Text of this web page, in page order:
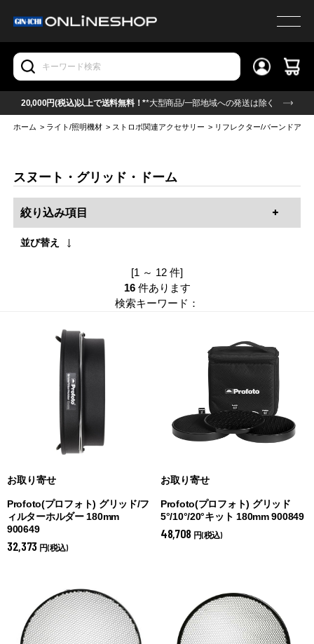
20,000円(税込)以上で送料無料！**大型商品/一部地域への発送は除く
ホーム > ライト/照明機材 > ストロボ関連アクセサリー > リフレクター/バーンドア他
スヌート・グリッド・ドーム
絞り込み項目
並び替え
[1 ～ 12 件]
16 件あります
検索キーワード：
お取り寄せ
Profoto(プロフォト) グリッド/フ
ィルターホルダー 180mm
900649
32,373 円(税込)
お取り寄せ
Profoto(プロフォト) グリッド
5°/10°/20°キット 180mm 900849
48,708 円(税込)